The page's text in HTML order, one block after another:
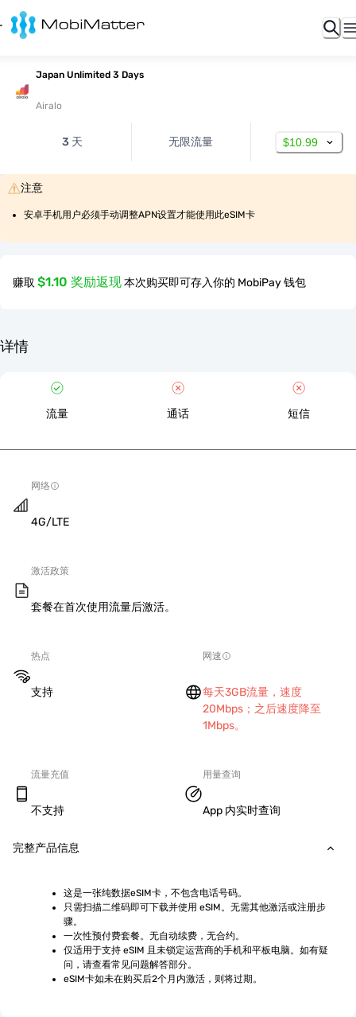
Japan Unlimited 3 Days
Airalo
3 天 无限流量 $10.99
注意
安卓手机用户必须手动调整APN设置才能使用此eSIM卡
赚取 $1.10 奖励返现本次购买即可存入你的 MobiPay 钱包
详情
流量 通话 短信
网络
4G/LTE
激活政策
套餐在首次使用流量后激活。
热点
支持
网速
每天3GB流量，速度
20Mbps；之后速度降至
1Mbps。
流量充值
不支持
用量查询
App 内实时查询
完整产品信息
这是一张纯数据eSIM卡，不包含电话号码。
只需扫描二维码即可下载并使用 eSIM。无需其他激活或注册步
骤。
一次性预付费套餐。无自动续费，无合约。
仅适用于支持 eSIM 且未锁定运营商的手机和平板电脑。如有疑
问，请查看常见问题解答部分。
eSIM卡如未在购买后2个月内激活，则将过期。